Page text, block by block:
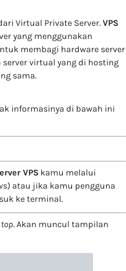
Virtual Private Server.VPS
yang menggunakan
membagi hardware server
virtual yang di hosting
sama.
informasinya di bawah ini
VPS kamu melalui
atau jika kamu pengguna
ke terminal.
top. Akan muncul tampilan